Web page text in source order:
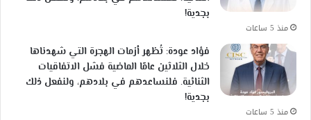
بجدية!
منذ 5 ساعات
فؤاد عودة: تُظهر أزمات الهجرة التي شهدناها
خلال الثلاثين عامًا الماضية فشل الاتفاقيات
الثنائية. فلنساعدهم في بلادهم، ولنفعل ذلك
بجدية!
منذ 5 ساعات